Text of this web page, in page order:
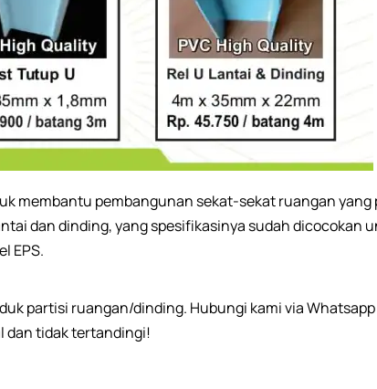
membantu pembangunan sekat-sekat ruangan yang
dan dinding, yang spesifikasinya sudah dicocokan
EPS.
partisi ruangan/dinding. Hubungi kami via
dan tidak tertandingi!